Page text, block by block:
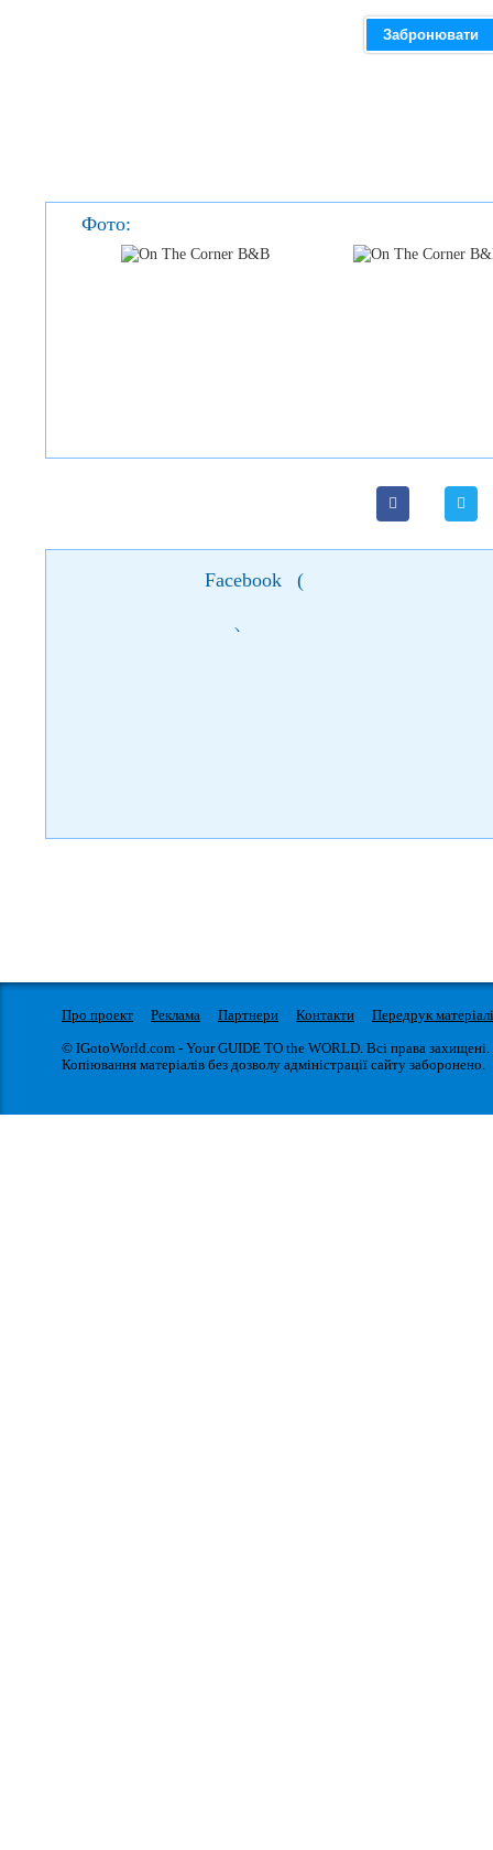
Забронювати
Фото:
Facebook (
)
Про проект Реклама Партнери Контакти
Передрук
© IGotoWorld.com - Your GUIDE TO the WORLD. Всі права захищені.
Копіювання матеріалів без дозволу адміністрації сайту заборонено.